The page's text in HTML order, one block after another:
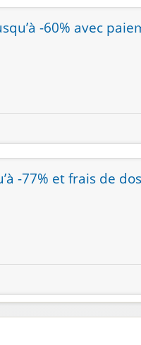
-60% avec
-77% et frais de